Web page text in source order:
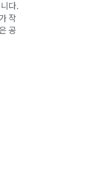
다.
작
공